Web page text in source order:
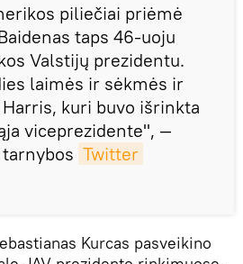
piliečiai priėmė
taps 46-uoju
Valstijų prezidentu.
laimės ir sėkmės ir
kuri buvo išrinkta
viceprezidente", —
Twitter
Kurсas pasveikino